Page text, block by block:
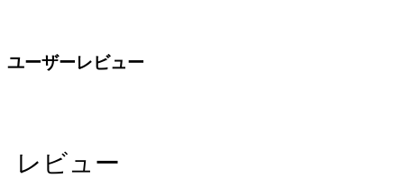
ユーザーレビュー
レビュー